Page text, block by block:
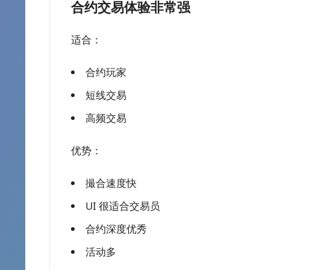
合约交易体验非常强
适合：
合约玩家
短线交易
高频交易
优势：
撮合速度快
UI 很适合交易员
合约深度优秀
活动多